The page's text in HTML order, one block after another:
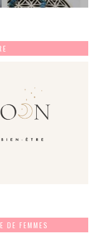
DE FEMMES